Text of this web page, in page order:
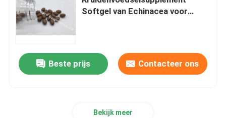
Glucosaminesupplementen
Vitamine Csupplement
Softgel van Echinacea voor
Beste prijs Contacteer ons
Bekijk meer